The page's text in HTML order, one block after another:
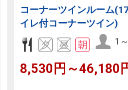
コーナーツインルーム
イレ付コーナーツイン)
1
8,530円～46,180